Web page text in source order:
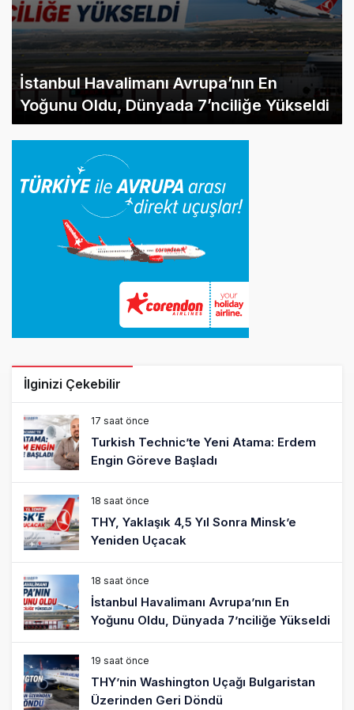
İstanbul Havalimanı Avrupa’nın En
Yoğunu Oldu, Dünyada 7’nciliğe Yükseldi
İlginizi Çekebilir
17 saat önce
Turkish Technic’te Yeni Atama: Erdem
Engin Göreve Başladı
18 saat önce
THY, Yaklaşık 4,5 Yıl Sonra Minsk’e
Yeniden Uçacak
18 saat önce
İstanbul Havalimanı Avrupa’nın En
Yoğunu Oldu, Dünyada 7’nciliğe Yükseldi
19 saat önce
THY’nin Washington Uçağı Bulgaristan
Üzerinden Geri Döndü